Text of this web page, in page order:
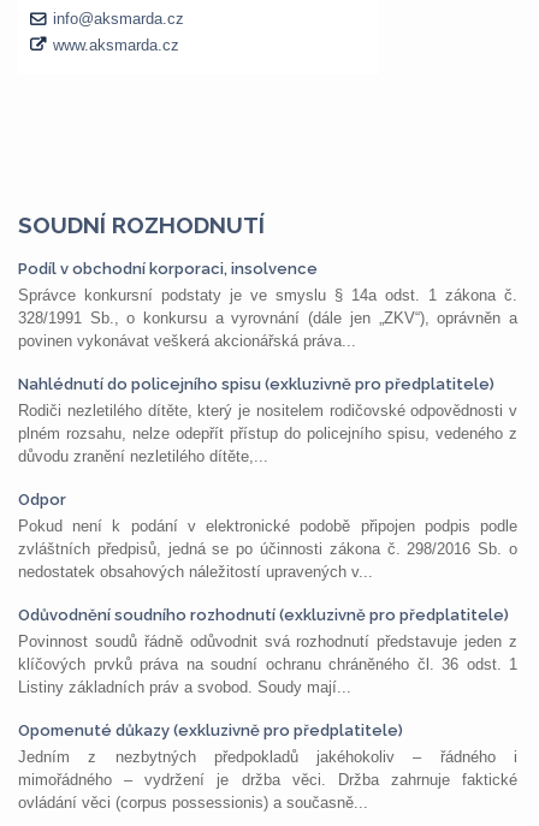
SOUDNÍ ROZHODNUTÍ
Podíl v obchodní korporaci, insolvence
Správce konkursní podstaty je ve smyslu § 14a odst. 1 zákona č.
328/1991 Sb., o konkursu a vyrovnání (dále jen „ZKV“), oprávněn a
povinen vykonávat veškerá akcionářská práva...
Nahlédnutí do policejního spisu (exkluzivně pro předplatitele)
Rodiči nezletilého dítěte, který je nositelem rodičovské odpovědnosti v
plném rozsahu, nelze odepřít přístup do policejního spisu, vedeného z
důvodu zranění nezletilého dítěte,...
Odpor
Pokud není k podání v elektronické podobě připojen podpis podle
zvláštních předpisů, jedná se po účinnosti zákona č. 298/2016 Sb. o
nedostatek obsahových náležitostí upravených v...
Odůvodnění soudního rozhodnutí (exkluzivně pro předplatitele)
Povinnost soudů řádně odůvodnit svá rozhodnutí představuje jeden z
klíčových prvků práva na soudní ochranu chráněného čl. 36 odst. 1
Listiny základních práv a svobod. Soudy mají...
Opomenuté důkazy (exkluzivně pro předplatitele)
Jedním z nezbytných předpokladů jakéhokoliv – řádného i
mimořádného – vydržení je držba věci. Držba zahrnuje faktické
ovládání věci (corpus possessionis) a současně...